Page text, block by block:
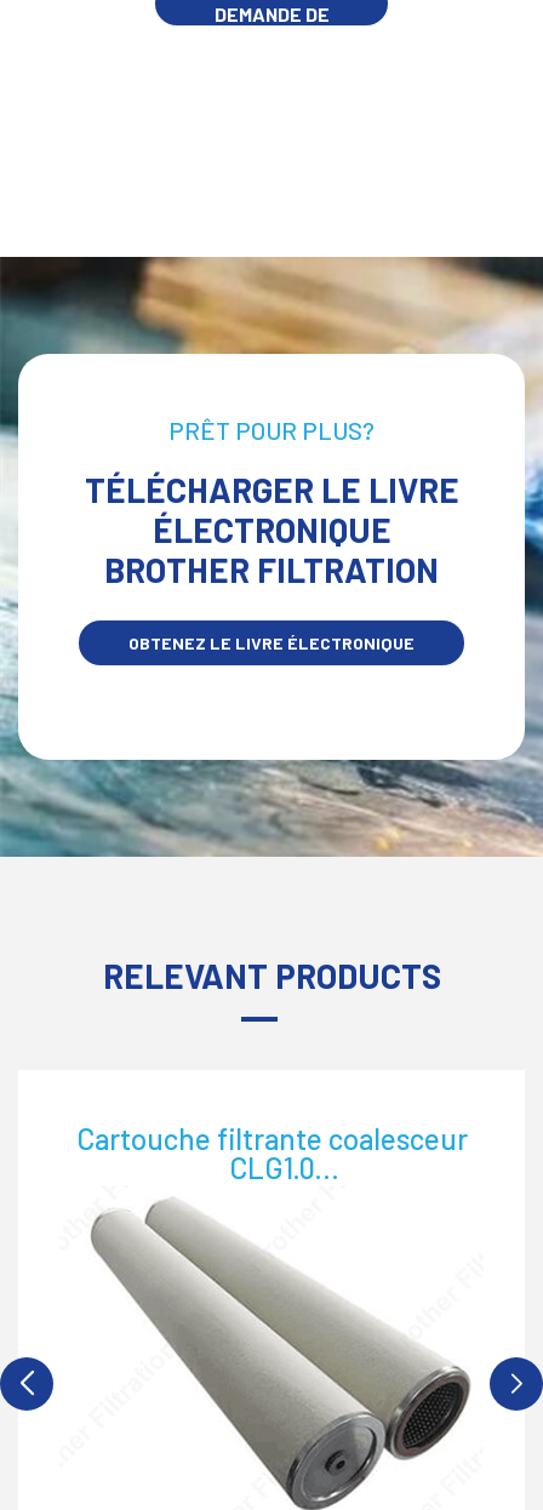
DEMANDE DE
PRÊT POUR PLUS?
TÉLÉCHARGER LE LIVRE
ÉLECTRONIQUE
BROTHER FILTRATION
OBTENEZ LE LIVRE ÉLECTRONIQUE
RELEVANT PRODUCTS
Cartouche filtrante coalesceur
CLG1.0
-Liquide provenant du Gaz